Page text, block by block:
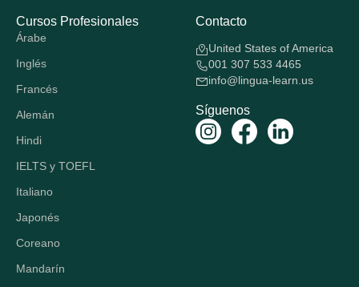
Cursos Profesionales
Árabe
Inglés
Francés
Alemán
Hindi
IELTS y TOEFL
Italiano
Japonés
Coreano
Mandarín
Contacto
United States of America
001 307 533 4465
info@lingua-learn.us
Síguenos